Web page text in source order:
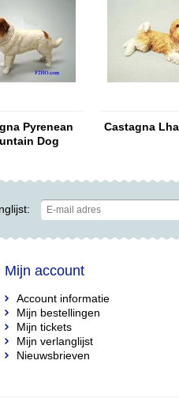
Pyrenean
Dog
Castagna
Mijn account
Account informatie
Mijn bestellingen
Mijn tickets
Mijn verlanglijst
Nieuwsbrieven